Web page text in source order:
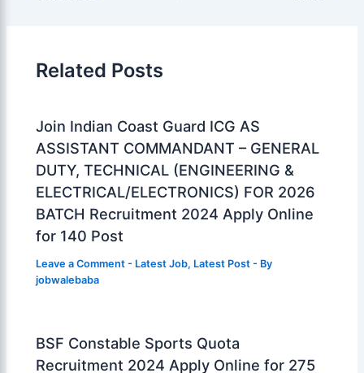
Related Posts
Join Indian Coast Guard ICG AS
ASSISTANT COMMANDANT – GENERAL
DUTY, TECHNICAL (ENGINEERING &
ELECTRICAL/ELECTRONICS) FOR 2026
BATCH Recruitment 2024 Apply Online
for 140 Post
Leave a Comment - Latest Job, Latest Post - By
jobwalebaba
BSF Constable Sports Quota
Recruitment 2024 Apply Online for 275